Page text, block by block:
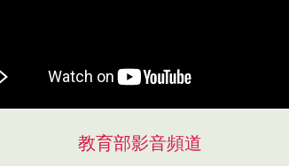
教育部影音頻道